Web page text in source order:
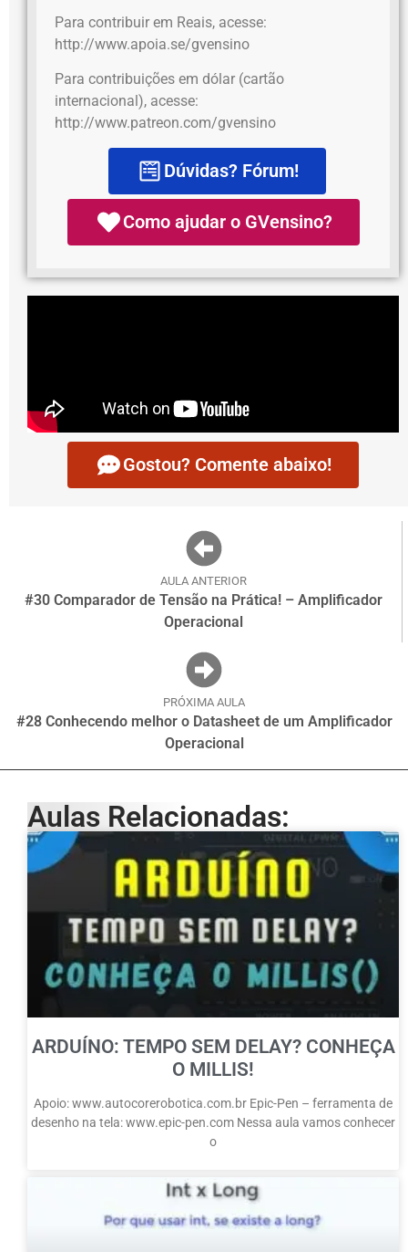
Para contribuir em Reais, acesse:
http://www.apoia.se/gvensino
Para contribuições em dólar (cartão
internacional), acesse:
http://www.patreon.com/gvensino
Dúvidas? Fórum!
Como ajudar o GVensino?
Gostou? Comente abaixo!
AULA ANTERIOR
#30 Comparador de Tensão na Prática! – Amplificador
Operacional
PRÓXIMA AULA
#28 Conhecendo melhor o Datasheet de um Amplificador
Operacional
Aulas Relacionadas:
ARDUÍNO: TEMPO SEM DELAY? CONHEÇA
O MILLIS!
Apoio: www.autocorerobotica.com.br Epic-Pen – ferramenta de
desenho na tela: www.epic-pen.com Nessa aula vamos conhecer
o